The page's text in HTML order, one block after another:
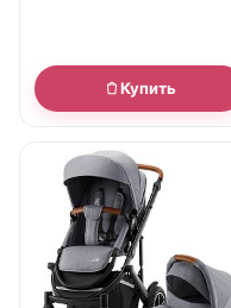
Купить